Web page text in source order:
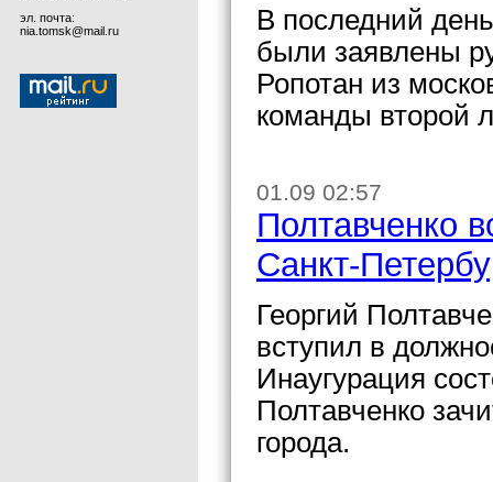
эл. почта:
nia.tomsk@mail.ru
В последний
были заявлены
Ропотан из
команды второй
01.09 02:57
Полтавченко
Санкт-
Георгий
вступил в
Инаугурация
Полтавченко
города.